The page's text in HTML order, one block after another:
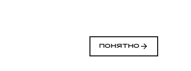
ПОНЯТНО